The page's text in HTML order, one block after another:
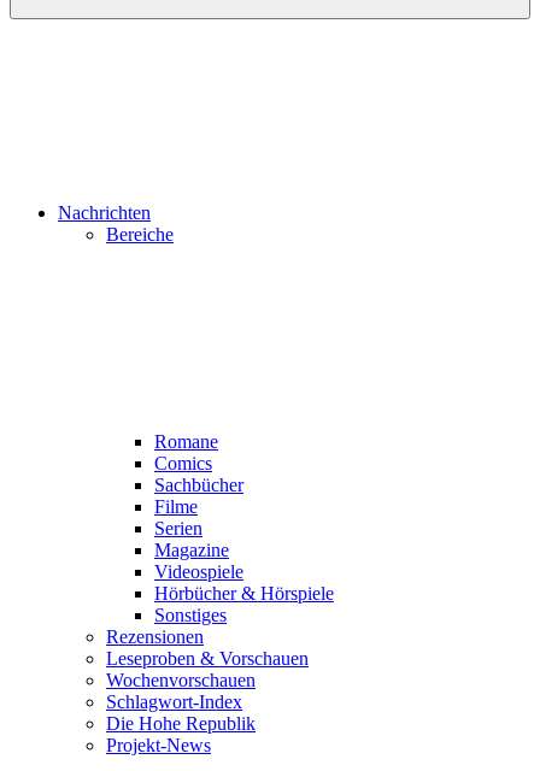
Nachrichten
Bereiche
Romane
Comics
Sachbücher
Filme
Serien
Magazine
Videospiele
Hörbücher & Hörspiele
Sonstiges
Rezensionen
Leseproben & Vorschauen
Wochenvorschauen
Schlagwort-Index
Die Hohe Republik
Projekt-News